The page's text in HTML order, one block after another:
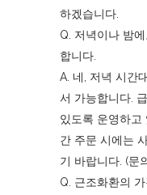
하겠습니다.
Q. 저녁이나 밤
합니다.
A. 네, 저녁 시간
서 가능합니다.
있도록 운영하고
간 주문 시에는
기 바랍니다. (문
Q. 근조화환의